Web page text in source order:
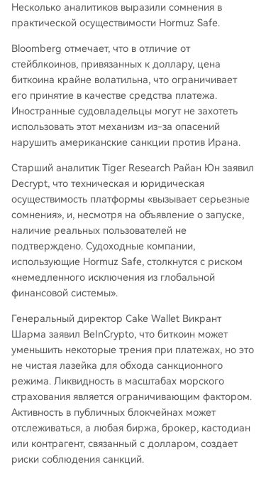
Несколько аналитиков выразили сомнения в
практической осуществимости Hormuz Safe.
Bloomberg отмечает, что в отличие от
стейблкоинов, привязанных к доллару, цена
биткоина крайне волатильна, что ограничивает
его принятие в качестве средства платежа.
Иностранные судовладельцы могут не захотеть
использовать этот механизм из-за опасений
нарушить американские санкции против Ирана.
Старший аналитик Tiger Research Райан Юн заявил
Decrypt, что техническая и юридическая
осуществимость платформы «вызывает серьезные
сомнения», и, несмотря на объявление о запуске,
наличие реальных пользователей не
подтверждено. Судоходные компании,
использующие Hormuz Safe, столкнутся с риском
«немедленного исключения из глобальной
финансовой системы».
Генеральный директор Cake Wallet Викрант
Шарма заявил BeInCrypto, что биткоин может
уменьшить некоторые трения при платежах, но это
не чистая лазейка для обхода санкционного
режима. Ликвидность в масштабах морского
страхования является ограничивающим фактором.
Активность в публичных блокчейнах может
отслеживаться, а любая биржа, брокер, кастодиан
или контрагент, связанный с долларом, создает
риски соблюдения санкций.